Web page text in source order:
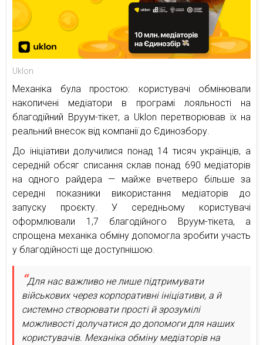
Uklon
Механіка була простою: користувачі обмінювали
накопичені медіатори в програмі лояльності на
благодійний Вруум-тікет, а Uklon перетворював їх на
реальний внесок від компанії до Єдинозбору.
До ініціативи долучилися понад 14 тисяч українців, а
середній обсяг списання склав понад 690 медіаторів
на одного райдера — майже вчетверо більше за
середні показники використання медіаторів до
запуску проєкту. У середньому користувачі
оформлювали 1,7 благодійного Вруум-тікета, а
спрощена механіка обміну допомогла зробити участь
у благодійності ще доступнішою.
Для нас важливо не лише підтримувати
військових через корпоративні ініціативи, а й
системно створювати прості й зрозумілі
можливості долучатися до допомоги для наших
користувачів. Механіка обміну медіаторів на